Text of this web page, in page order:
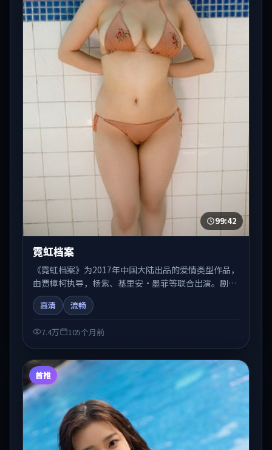
99:42
霓虹档案
《霓虹档案》为2017年中国大陆出品的爱情类型作品，
由贾樟柯执导，杨紫、基里安·墨菲等联合出演。剧情
在人物弧光与节奏推进中展开，兼具叙事张力与视听质
感。适合关注国产在线观看、热播国产剧与院线佳片的
高清 流畅
7.4万 105个月前
首推